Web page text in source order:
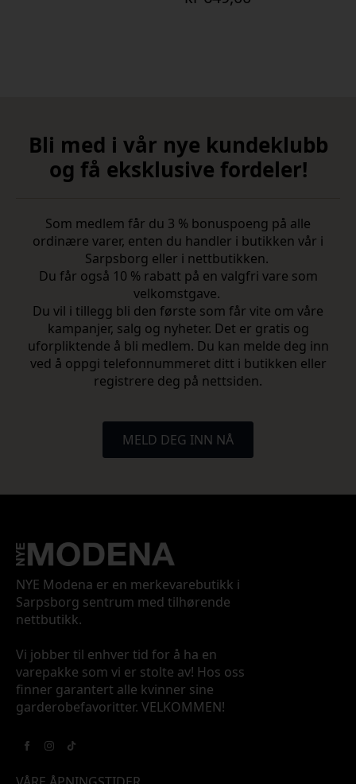
Bli med i vår nye kundeklubb
og få eksklusive fordeler!
Som medlem får du 3 % bonuspoeng på alle
ordinære varer, enten du handler i butikken vår i
Sarpsborg eller i nettbutikken.
Du får også 10 % rabatt på en valgfri vare som
velkomstgave.
Du vil i tillegg bli den første som får vite om våre
kampanjer, salg og nyheter. Det er gratis og
uforpliktende å bli medlem. Du kan melde deg inn
ved å oppgi telefonnummeret ditt i butikken eller
registrere deg på nettsiden.
MELD DEG INN NÅ
NYE Modena er en merkevarebutikk i
Sarpsborg sentrum med tilhørende
nettbutikk.
Vi jobber til enhver tid for å ha en
varepakke som vi er stolte av! Hos oss
finner garantert alle kvinner sine
garderobefavoritter. VELKOMMEN!